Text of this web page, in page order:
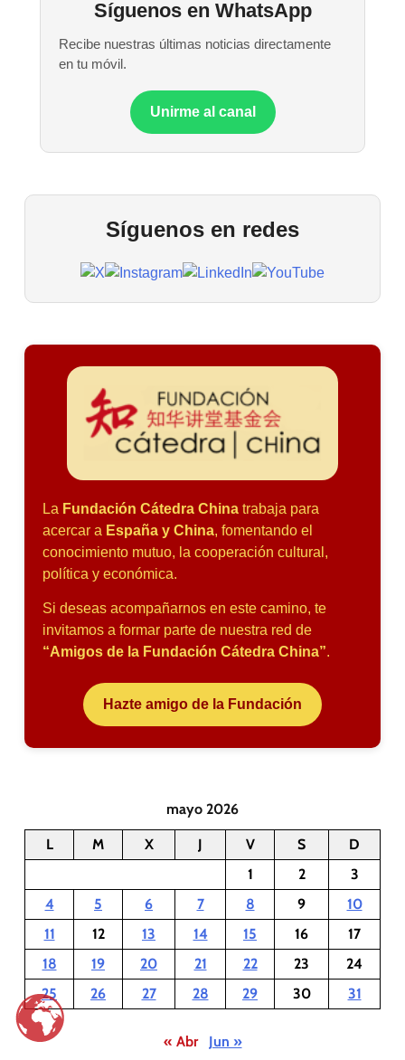
Síguenos en WhatsApp
Recibe nuestras últimas noticias directamente
en tu móvil.
Unirme al canal
Síguenos en redes
La Fundación Cátedra China trabaja para
acercar a España y China, fomentando el
conocimiento mutuo, la cooperación cultural,
política y económica.
Si deseas acompañarnos en este camino, te
invitamos a formar parte de nuestra red de
“Amigos de la Fundación Cátedra China”.
Hazte amigo de la Fundación
mayo 2026
L M X J V S
D
1
2
3
4
5 6 7 8 9
10
11
12 13 14 15 16
17
18
19 20 21 22 23
24
25
26 27 28 29 30 31
« Abr Jun »